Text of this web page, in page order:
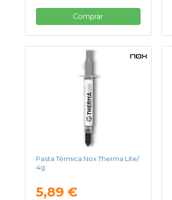
Comprar
Pasta Térmica Nox Therma Lite/
4g
5,89 €